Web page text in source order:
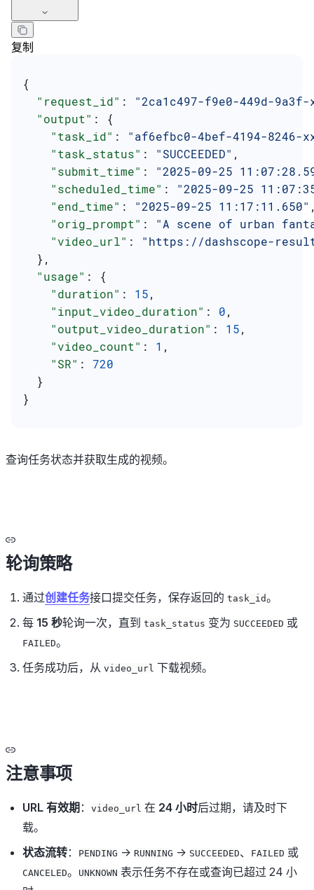
复制
{
  "request_id"
: "2ca1c497-f9e0-449d-
  "output"
: {
    "task_id"
: "af6efbc0-4bef-4194-8246-
    "task_status"
: "SUCCEEDED" ,
    "submit_time"
: "2025-09-25
    "scheduled_time"
: "2025-09-25
    "end_time"
: "2025-09-25 11:17:11.650"
    "orig_prompt"
: "A scene of urban
    "video_url"
: "https://dashscope-
  },
  "usage"
: {
    "duration"
: 15,
    "input_video_duration"
: 0,
    "output_video_duration"
: 15,
    "video_count"
: 1 ,
    "SR"
: 720
  }
}
查询任务状态并获取生成的视频。
轮询策略
通过创建任务接口提交任务，保存返回的 task_id。
每 15 秒轮询一次，直到 task_status 变为 SUCCEEDED 或
FAILED。
任务成功后，从 video_url 下载视频。
注意事项
URL 有效期： video_url 在 24 小时后过期，请及时下
载。
状态流转： PENDING → RUNNING → SUCCEEDED、 FAILED 或
CANCELED。 UNKNOWN 表示任务不存在或查询已超过 24 小